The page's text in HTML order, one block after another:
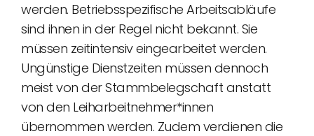
werden. Betriebsspezifische Arbeitsabläufe
sind ihnen in der Regel nicht bekannt. Sie
müssen zeitintensiv eingearbeitet werden.
Ungünstige Dienstzeiten müssen dennoch
meist von der Stammbelegschaft anstatt
von den Leiharbeitnehmer*innen
übernommen werden. Zudem verdienen die